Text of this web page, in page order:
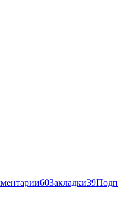
60Закладки39